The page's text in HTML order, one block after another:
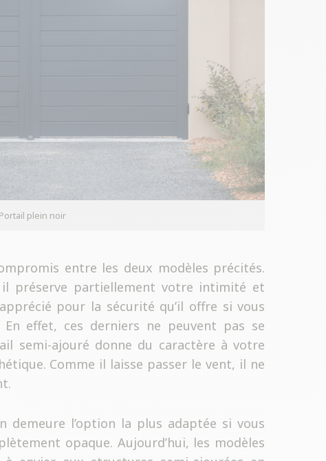
Portail plein noir
entre les deux modèles précités.
il préserve partiellement votre intimité et
pour la sécurité qu’il offre si vous
En effet, ces derniers ne peuvent pas se
semi-ajouré donne du caractère à votre
Comme il laisse passer le vent, il ne
demeure l’option la plus adaptée si vous
opaque. Aujourd’hui, les modèles